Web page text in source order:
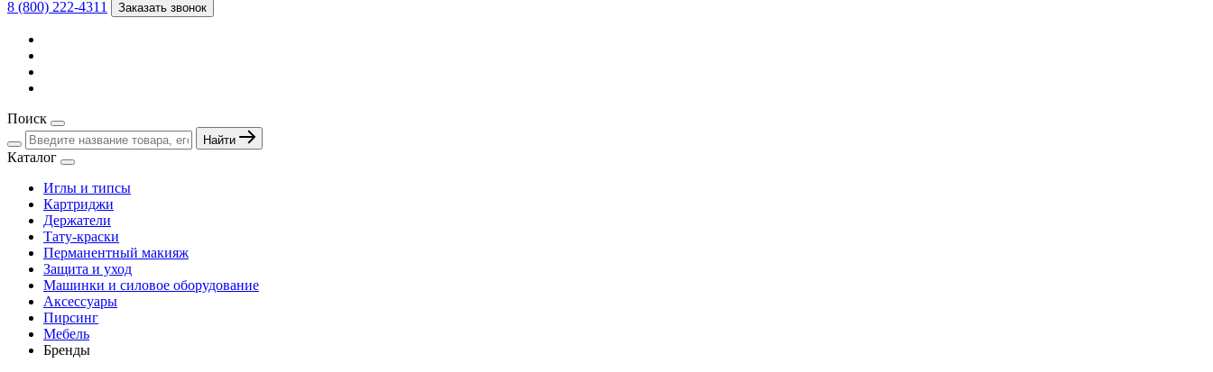
8 (800) 222-4311
Заказать звонок
Поиск
Найти
Каталог
Иглы и типсы
Картриджи
Держатели
Тату-краски
Перманентный макияж
Защита и уход
Машинки и силовое оборудование
Аксессуары
Пирсинг
Мебель
Бренды